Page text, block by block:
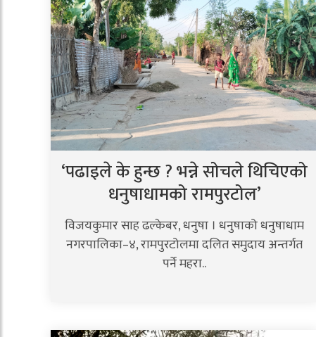
‘पढाइले के हुन्छ ? भन्ने सोचले थिचिएको
धनुषाधामको रामपुरटोल’
विजयकुमार साह ढल्केबर, धनुषा । धनुषाको धनुषाधाम
नगरपालिका–४, रामपुरटोलमा दलित समुदाय अन्तर्गत
पर्ने महरा..